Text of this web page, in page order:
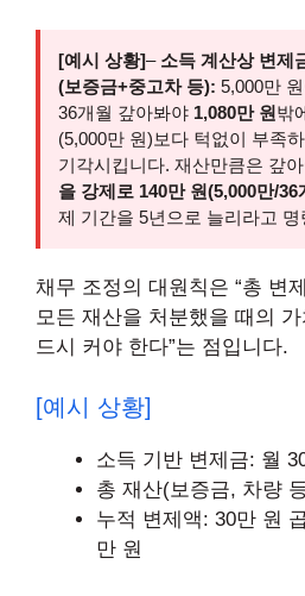
[예시 상황]– 소득 계산상 변제
(보증금+중고차 등): 5,000만
36개월 갚아봐야 1,080만 원밖
(5,000만 원)보다 턱없이 부족
기각시킵니다. 재산만큼은 갚
을 강제로 140만 원(5,000만/
제 기간을 5년으로 늘리라고 명
채무 조정의 대원칙은 “총 변
모든 재산을 처분했을 때의
드시 커야 한다”는 점입니다.
[예시 상황]
소득 기반 변제금: 월
총 재산(보증금, 차량
누적 변제액: 30만 원
만 원